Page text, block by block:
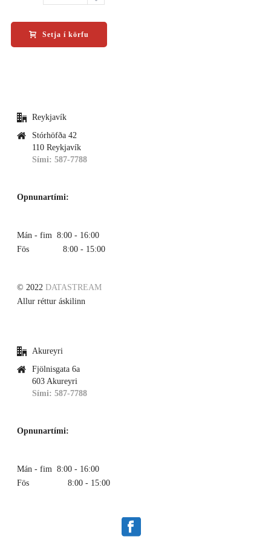
Setja í körfu
Reykjavík
Stórhöfða 42
110 Reykjavík
Sími: 587-7788
Opnunartími:
Mán - fim 8:00 - 16:00
Fös 8:00 - 15:00
© 2022DATASTREAM
Allur réttur áskilinn
Akureyri
Fjölnisgata 6a
603 Akureyri
Sími: 587-7788
Opnunartími:
Mán - fim 8:00 - 16:00
Fös 8:00 - 15:00